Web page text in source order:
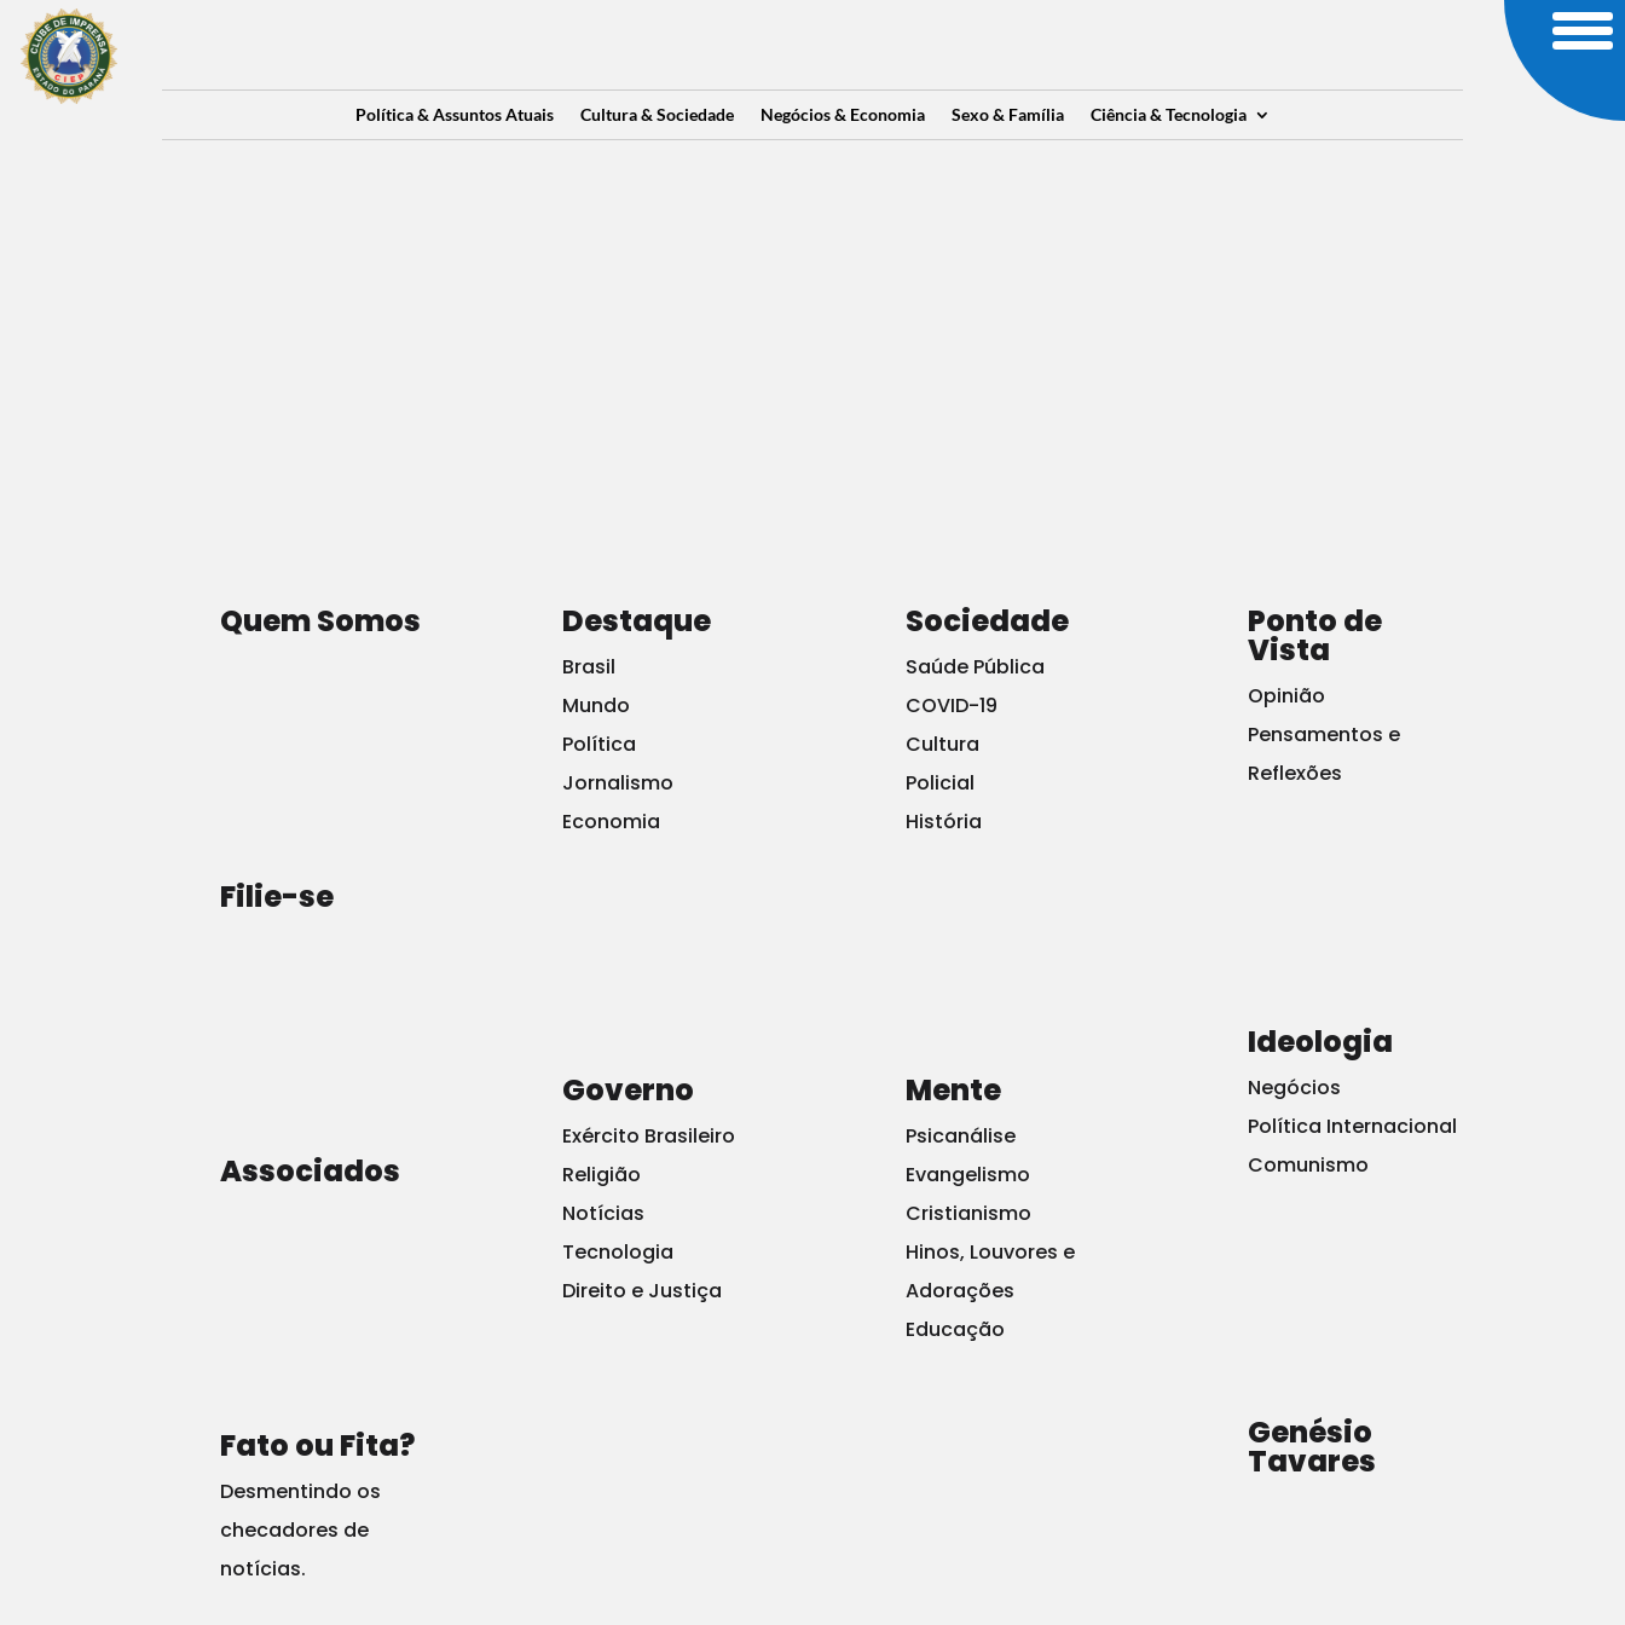
Política & Assuntos Atuais Cultura & Sociedade Negócios & Economia Sexo & Família Ciência & Tecnologia
Quem Somos
Filie-se
Associados
Fato ou Fita?
Desmentindo os
checadores de
notícias.
Destaque
Brasil
Mundo
Política
Jornalismo
Economia
Governo
Exército Brasileiro
Religião
Notícias
Tecnologia
Direito e Justiça
Sociedade
Saúde Pública
COVID-19
Cultura
Policial
História
Mente
Psicanálise
Evangelismo
Cristianismo
Hinos, Louvores e
Adorações
Educação
Ponto de
Vista
Opinião
Pensamentos e
Reflexões
Ideologia
Negócios
Política Internacional
Comunismo
Genésio
Tavares
O editor ​da Newsweek ​no ​Pa​quist​ão, Fasih Ahmed, pareceu defender a​ molestação infantil em uma série de t​uites, em